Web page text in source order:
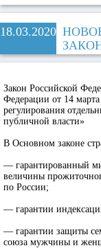
18.03.2020
Закон Российской
Федерации от 14
регулирования
публичной власти»
В Основном законе
— гарантированный
величины
по России;
— гарантии
— гарантии защиты
союза мужчины и